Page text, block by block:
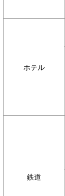
ホテル
鉄道